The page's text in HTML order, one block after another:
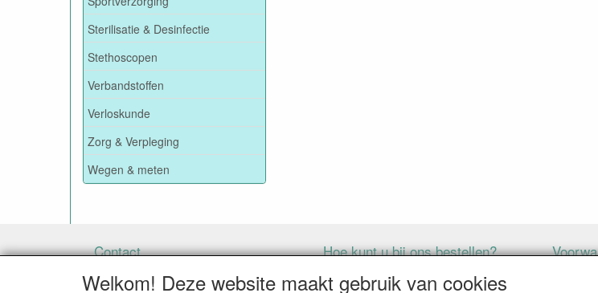
Sterilisatie & Desinfectie
Stethoscopen
Verbandstoffen
Verloskunde
Zorg & Verpleging
Wegen & meten
Contact Hoe kunt u bij ons bestellen?
Welkom! Deze website maakt gebruik van cookies